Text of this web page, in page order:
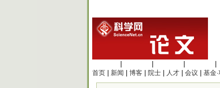
首页
新闻 博客 院士 人才 会议 基金·